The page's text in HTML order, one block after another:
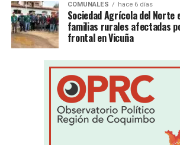
COMUNALES hace 6 días
Sociedad Agrícola del Norte
familias rurales afectadas
frontal en Vicuña